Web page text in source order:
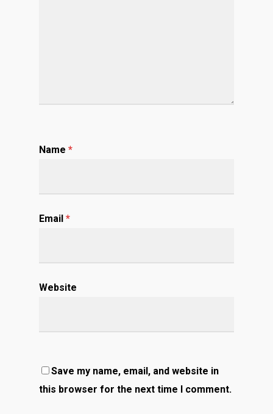
Name *
Email *
Website
Save my name, email, and website in
this browser for the next time I comment.